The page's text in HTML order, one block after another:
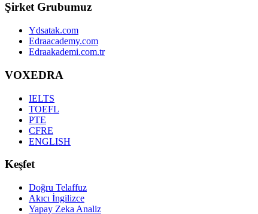
Şirket Grubumuz
Ydsatak.com
Edraacademy.com
Edraakademi.com.tr
VOXEDRA
IELTS
TOEFL
PTE
CFRE
ENGLISH
Keşfet
Doğru Telaffuz
Akıcı İngilizce
Yapay Zeka Analiz